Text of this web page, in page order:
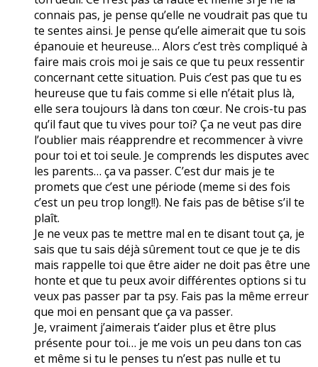
connais pas, je pense qu’elle ne voudrait pas que tu
te sentes ainsi. Je pense qu’elle aimerait que tu sois
épanouie et heureuse… Alors c’est très compliqué à
faire mais crois moi je sais ce que tu peux ressentir
concernant cette situation. Puis c’est pas que tu es
heureuse que tu fais comme si elle n’était plus là,
elle sera toujours là dans ton cœur. Ne crois-tu pas
qu’il faut que tu vives pour toi? Ça ne veut pas dire
l’oublier mais réapprendre et recommencer à vivre
pour toi et toi seule. Je comprends les disputes avec
les parents… ça va passer. C’est dur mais je te
promets que c’est une période (meme si des fois
c’est un peu trop long!!). Ne fais pas de bêtise s’il te
plaît.
Je ne veux pas te mettre mal en te disant tout ça, je
sais que tu sais déjà sûrement tout ce que je te dis
mais rappelle toi que être aider ne doit pas être une
honte et que tu peux avoir différentes options si tu
veux pas passer par ta psy. Fais pas la même erreur
que moi en pensant que ça va passer.
Je, vraiment j’aimerais t’aider plus et être plus
présente pour toi… je me vois un peu dans ton cas
et même si tu le penses tu n’est pas nulle et tu